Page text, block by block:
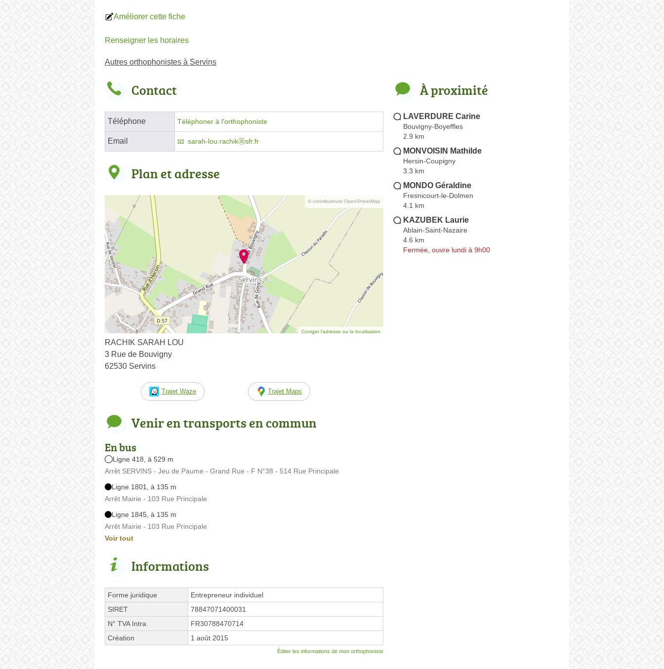
Améliorer cette fiche
Renseigner les horaires
Autres orthophonistes à Servins
Contact
Téléphone Téléphoner à l'orthophoniste
Email sarah-lou.rachikⓐsfr.fr
Plan et adresse
© contributeurs OpenStreetMap
Corriger l’adresse ou la localisation
RACHIK SARAH LOU
3 Rue de Bouvigny
62530 Servins
Trajet Waze Trajet Maps
Venir en transports en commun
En bus
Ligne 418, à 529 m
Arrêt SERVINS - Jeu de Paume - Grand Rue - F N°38 - 514 Rue Principale
Ligne 1801, à 135 m
Arrêt Mairie - 103 Rue Principale
Ligne 1845, à 135 m
Arrêt Mairie - 103 Rue Principale
Voir tout
Informations
Forme juridique
Entrepreneur individuel
SIRET
78847071400031
N° TVA Intra.
FR30788470714
Création
1 août 2015
Éditer les informations de mon orthophoniste
À proximité
LAVERDURE Carine
Bouvigny-Boyeffles
2.9 km
MONVOISIN Mathilde
Hersin-Coupigny
3.3 km
MONDO Géraldine
Fresnicourt-le-Dolmen
4.1 km
KAZUBEK Laurie
Ablain-Saint-Nazaire
4.6 km
Fermée, ouvre lundi à 9h00